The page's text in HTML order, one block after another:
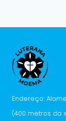
Endereço:
(400 metros da